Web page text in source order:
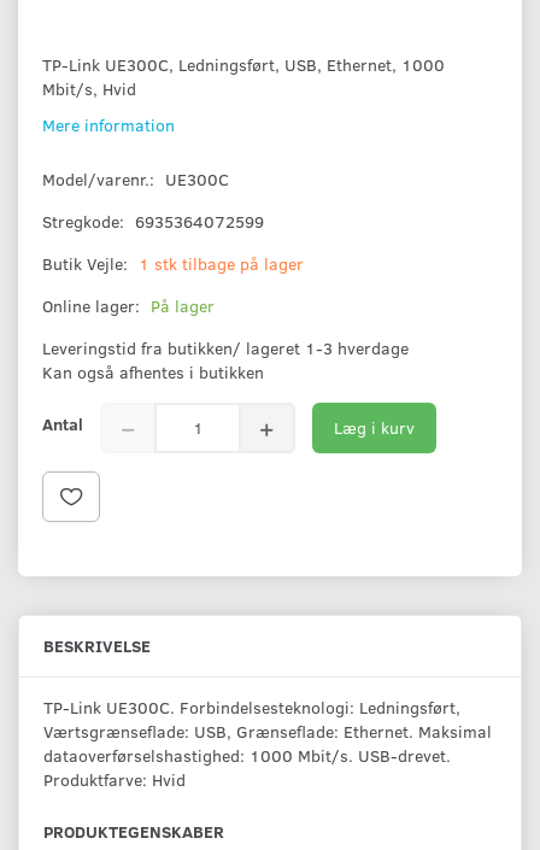
TP-Link UE300C, Ledningsført, USB, Ethernet, 1000
Mbit/s, Hvid
Mere information
Model/varenr.: UE300C
Stregkode: 6935364072599
Butik Vejle:
1 stk tilbage på lager
Online lager: På lager
Leveringstid fra butikken/ lageret 1-3 hverdage
Kan også afhentes i butikken
Antal Læg i kurv
BESKRIVELSE
TP-Link UE300C. Forbindelsesteknologi: Ledningsført,
Værtsgrænseflade: USB, Grænseflade: Ethernet. Maksimal
dataoverførselshastighed: 1000 Mbit/s. USB-drevet.
Produktfarve: Hvid
PRODUKTEGENSKABER